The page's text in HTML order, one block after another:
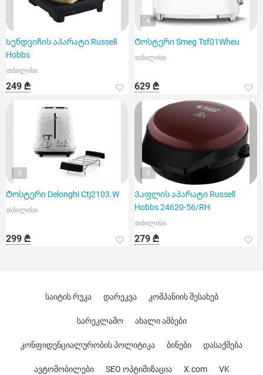
Სენდვიჩის აპარატი Russell
Hobbs
თბილისი
249 ₾
4
Ტოსტერი Smeg Tsf01Wheu
თბილისი
629 ₾
3
Ტოსტერი Delonghi Ctj2103.W
თბილისი
299 ₾
3
Ვაფლის აპარატი Russell
Hobbs 24620-56/RH
თბილისი
279 ₾
საიტის რუკა დარეკვა კომპანიის შესახებ
სარეკლამო ახალი ამბები
კონფიდენციალურობის პოლიტიკა ბინები დასაქმება
ავტომობილები SEO ოპტიმიზაცია X.com VK